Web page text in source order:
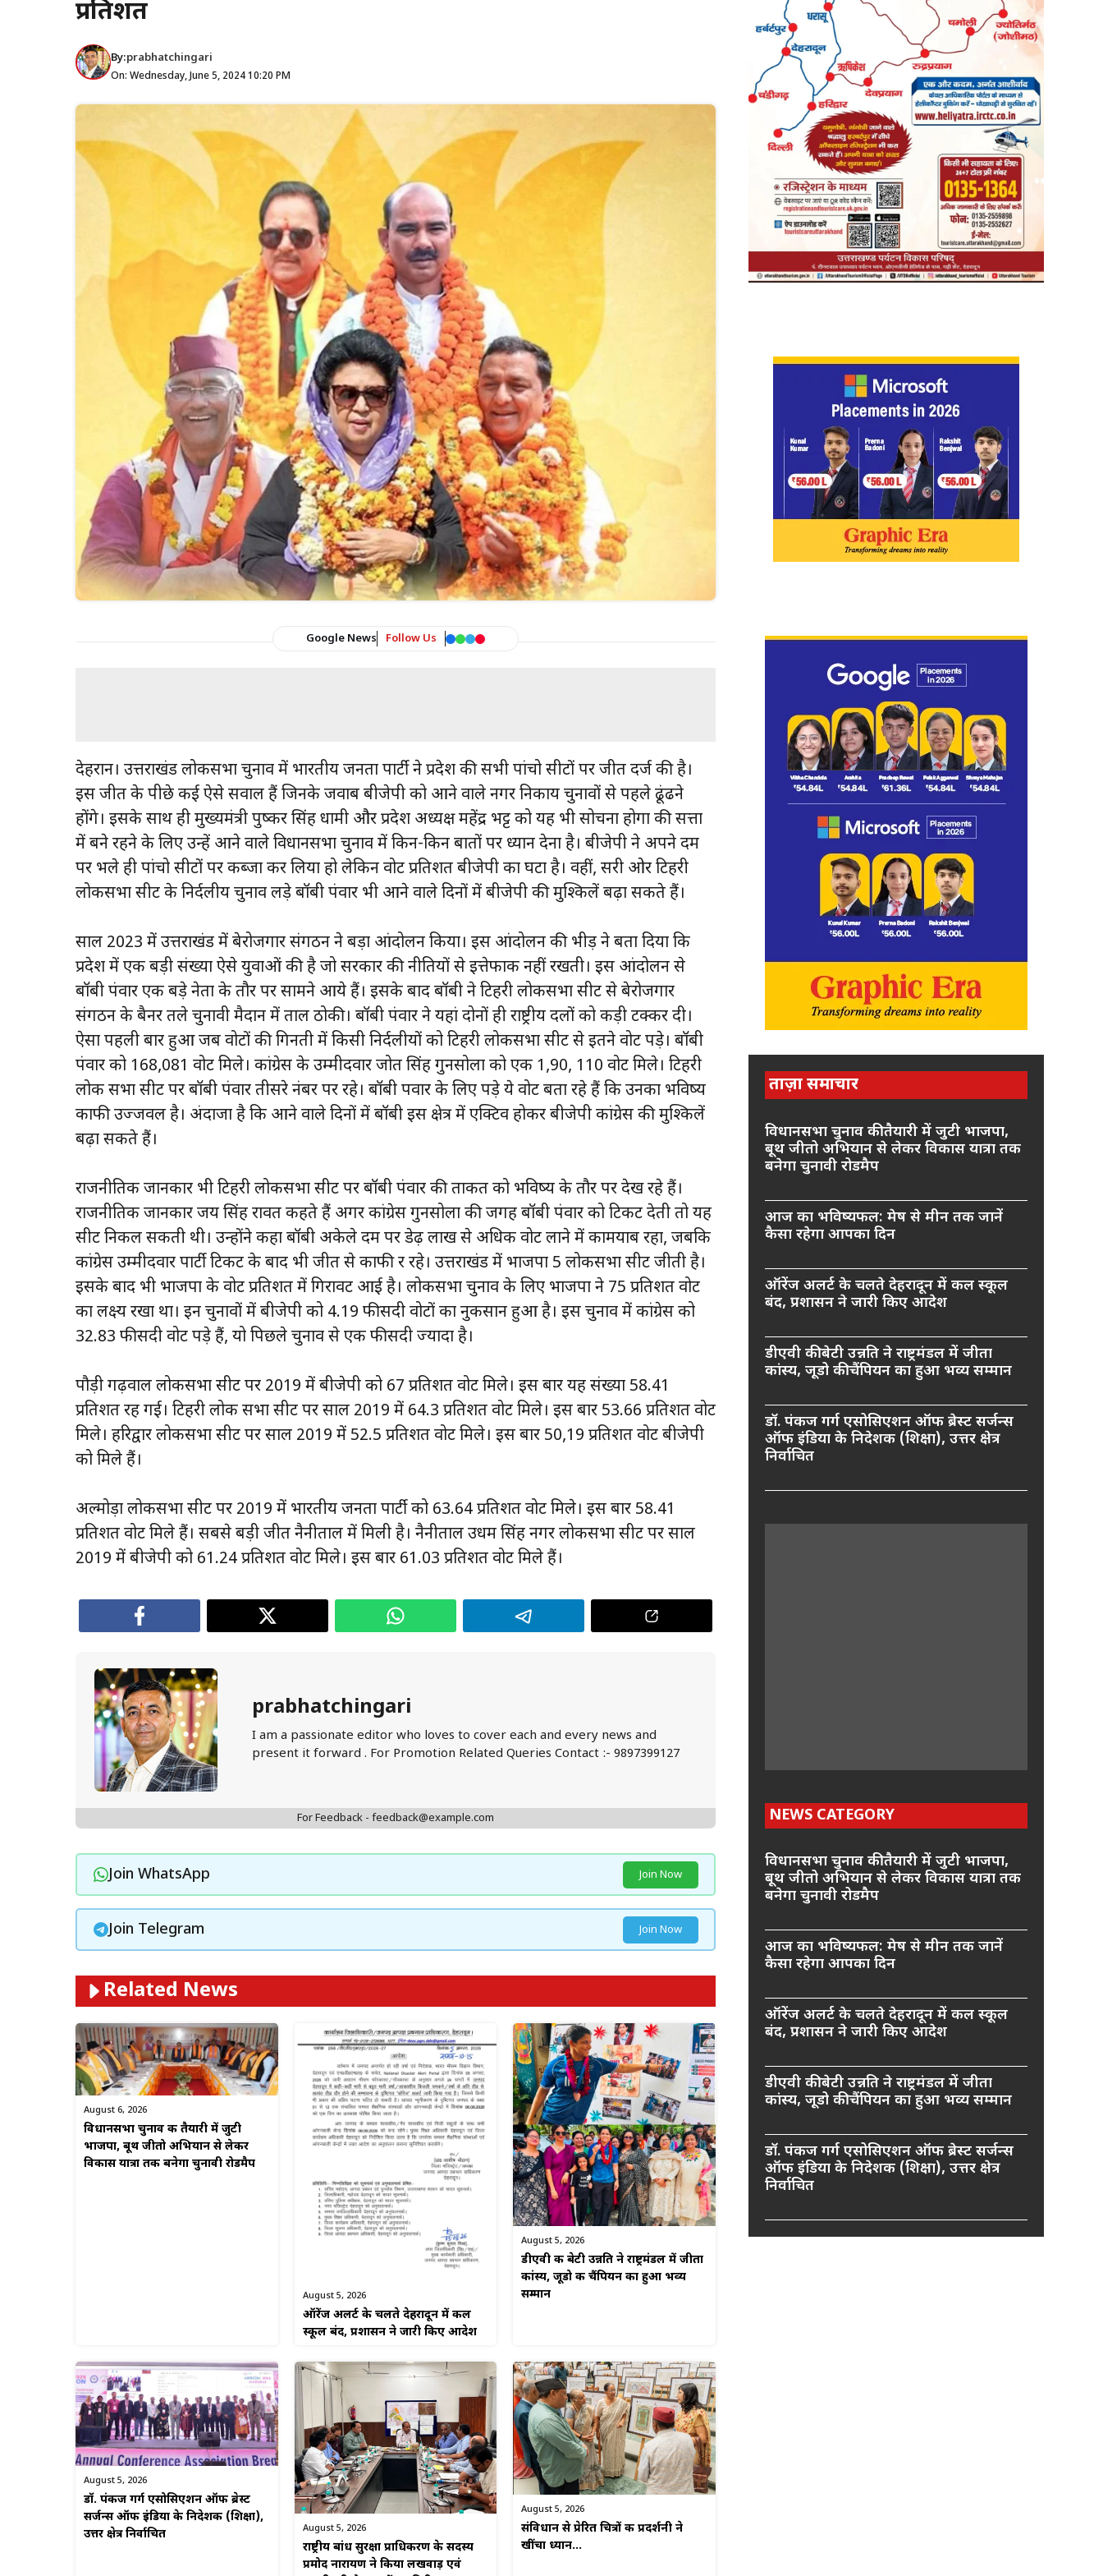
प्रतिशत
By:prabhatchingari
On: Wednesday, June 5, 2024 10:20 PM
Google News Follow Us
देहरादून। उत्तराखंड लोकसभा चुनाव में भारतीय जनता पार्टी ने प्रदेश की सभी पांचो सीटों पर जीत दर्ज की है।
इस जीत के पीछे कई ऐसे सवाल हैं जिनके जवाब बीजेपी को आने वाले नगर निकाय चुनावों से पहले ढूंढने
होंगे। इसके साथ ही मुख्यमंत्री पुष्कर सिंह धामी और प्रदेश अध्यक्ष महेंद्र भट्ट को यह भी सोचना होगा की सत्ता
में बने रहने के लिए उन्हें आने वाले विधानसभा चुनाव में किन-किन बातों पर ध्यान देना है। बीजेपी ने अपने दम
पर भले ही पांचो सीटों पर कब्जा कर लिया हो लेकिन वोट प्रतिशत बीजेपी का घटा है। वहीं, दूसरी ओर टिहरी
लोकसभा सीट के निर्दलीय चुनाव लड़े बॉबी पंवार भी आने वाले दिनों में बीजेपी की मुश्किलें बढ़ा सकते हैं।
साल 2023 में उत्तराखंड में बेरोजगार संगठन ने बड़ा आंदोलन किया। इस आंदोलन की भीड़ ने बता दिया कि
प्रदेश में एक बड़ी संख्या ऐसे युवाओं की है जो सरकार की नीतियों से इत्तेफाक नहीं रखती। इस आंदोलन से
बॉबी पंवार एक बड़े नेता के तौर पर सामने आये हैं। इसके बाद बॉबी ने टिहरी लोकसभा सीट से बेरोजगार
संगठन के बैनर तले चुनावी मैदान में ताल ठोकी। बॉबी पंवार ने यहां दोनों ही राष्ट्रीय दलों को कड़ी टक्कर दी।
ऐसा पहली बार हुआ जब वोटों की गिनती में किसी निर्दलीयों को टिहरी लोकसभा सीट से इतने वोट पड़े। बॉबी
पंवार को 168,081 वोट मिले। कांग्रेस के उम्मीदवार जोत सिंह गुनसोला को एक 1,90, 110 वोट मिले। टिहरी
लोक सभा सीट पर बॉबी पंवार तीसरे नंबर पर रहे। बॉबी पवार के लिए पड़े ये वोट बता रहे हैं कि उनका भविष्य
काफी उज्जवल है। अंदाजा है कि आने वाले दिनों में बॉबी इस क्षेत्र में एक्टिव होकर बीजेपी कांग्रेस की मुश्किलें
बढ़ा सकते हैं।
राजनीतिक जानकार भी टिहरी लोकसभा सीट पर बॉबी पंवार की ताकत को भविष्य के तौर पर देख रहे हैं।
राजनीतिक जानकार जय सिंह रावत कहते हैं अगर कांग्रेस गुनसोला की जगह बॉबी पंवार को टिकट देती तो यह
सीट निकल सकती थी। उन्होंने कहा बॉबी अकेले दम पर डेढ़ लाख से अधिक वोट लाने में कामयाब रहा, जबकि
कांग्रेस उम्मीदवार पार्टी टिकट के बाद भी जीत से काफी दूर रहे। उत्तराखंड में भाजपा 5 लोकसभा सीट जीती है।
इसके बाद भी भाजपा के वोट प्रतिशत में गिरावट आई है। लोकसभा चुनाव के लिए भाजपा ने 75 प्रतिशत वोट
का लक्ष्य रखा था। इन चुनावों में बीजेपी को 4.19 फीसदी वोटों का नुकसान हुआ है। इस चुनाव में कांग्रेस को
32.83 फीसदी वोट पड़े हैं, यो पिछले चुनाव से एक फीसदी ज्यादा है।
पौड़ी गढ़वाल लोकसभा सीट पर 2019 में बीजेपी को 67 प्रतिशत वोट मिले। इस बार यह संख्या 58.41
प्रतिशत रह गई। टिहरी लोक सभा सीट पर साल 2019 में 64.3 प्रतिशत वोट मिले। इस बार 53.66 प्रतिशत वोट
मिले। हरिद्वार लोकसभा सीट पर साल 2019 में 52.5 प्रतिशत वोट मिले। इस बार 50,19 प्रतिशत वोट बीजेपी
को मिले हैं।
अल्मोड़ा लोकसभा सीट पर 2019 में भारतीय जनता पार्टी को 63.64 प्रतिशत वोट मिले। इस बार 58.41
प्रतिशत वोट मिले हैं। सबसे बड़ी जीत नैनीताल में मिली है। नैनीताल उधम सिंह नगर लोकसभा सीट पर साल
2019 में बीजेपी को 61.24 प्रतिशत वोट मिले। इस बार 61.03 प्रतिशत वोट मिले हैं।
prabhatchingari
I am a passionate editor who loves to cover each and every news and
present it forward . For Promotion Related Queries Contact :- 9897399127
For Feedback - feedback@example.com
Join WhatsApp Join Now
Join Telegram Join Now
Related News
August 6, 2026
विधानसभा चुनाव की तैयारी में जुटी
भाजपा, बूथ जीतो अभियान से लेकर
विकास यात्रा तक बनेगा चुनावी रोडमैप
August 5, 2026
ऑरेंज अलर्ट के चलते देहरादून में कल
स्कूल बंद, प्रशासन ने जारी किए आदेश
August 5, 2026
डीएवी की बेटी उन्नति ने राष्ट्रमंडल में जीता
कांस्य, जूडो की चैंपियन का हुआ भव्य
सम्मान
August 5, 2026
डॉ. पंकज गर्ग एसोसिएशन ऑफ ब्रेस्ट
सर्जन्स ऑफ इंडिया के निदेशक (शिक्षा),
उत्तर क्षेत्र निर्वाचित
August 5, 2026
राष्ट्रीय बांध सुरक्षा प्राधिकरण के सदस्य
प्रमोद नारायण ने किया लखवाड़ एवं
August 5, 2026
संविधान से प्रेरित चित्रों की प्रदर्शनी ने
खींचा ध्यान…
ताज़ा समाचार
विधानसभा चुनाव की तैयारी में जुटी भाजपा,
बूथ जीतो अभियान से लेकर विकास यात्रा तक
बनेगा चुनावी रोडमैप
आज का भविष्यफल: मेष से मीन तक जानें
कैसा रहेगा आपका दिन
ऑरेंज अलर्ट के चलते देहरादून में कल स्कूल
बंद, प्रशासन ने जारी किए आदेश
डीएवी की बेटी उन्नति ने राष्ट्रमंडल में जीता
कांस्य, जूडो की चैंपियन का हुआ भव्य सम्मान
डॉ. पंकज गर्ग एसोसिएशन ऑफ ब्रेस्ट सर्जन्स
ऑफ इंडिया के निदेशक (शिक्षा), उत्तर क्षेत्र
निर्वाचित
NEWS CATEGORY
विधानसभा चुनाव की तैयारी में जुटी भाजपा,
बूथ जीतो अभियान से लेकर विकास यात्रा तक
बनेगा चुनावी रोडमैप
आज का भविष्यफल: मेष से मीन तक जानें
कैसा रहेगा आपका दिन
ऑरेंज अलर्ट के चलते देहरादून में कल स्कूल
बंद, प्रशासन ने जारी किए आदेश
डीएवी की बेटी उन्नति ने राष्ट्रमंडल में जीता
कांस्य, जूडो की चैंपियन का हुआ भव्य सम्मान
डॉ. पंकज गर्ग एसोसिएशन ऑफ ब्रेस्ट सर्जन्स
ऑफ इंडिया के निदेशक (शिक्षा), उत्तर क्षेत्र
निर्वाचित